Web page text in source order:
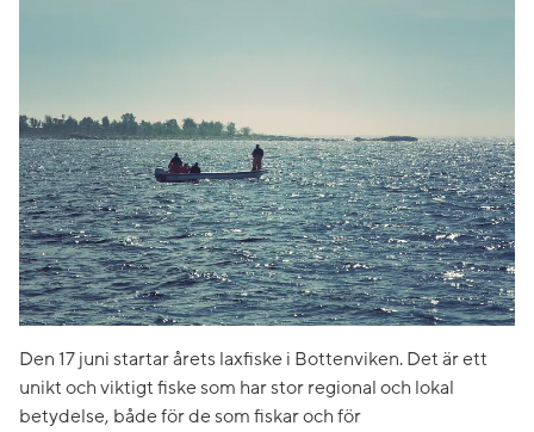
Den 17 juni startar årets laxfiske i Bottenviken. Det är ett
unikt och viktigt fiske som har stor regional och lokal
betydelse, både för de som fiskar och för